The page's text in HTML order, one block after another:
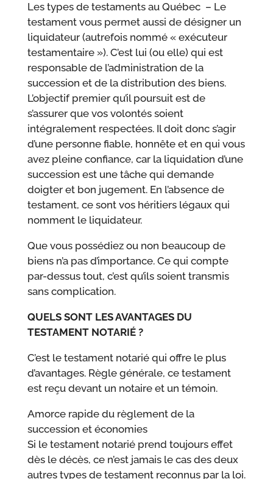
Les types de testaments au Québec – Le
testament vous permet aussi de désigner un
liquidateur (autrefois nommé « exécuteur
testamentaire »). C’est lui (ou elle) qui est
responsable de l’administration de la
succession et de la distribution des biens.
L’objectif premier qu’il poursuit est de
s’assurer que vos volontés soient
intégralement respectées. Il doit donc s’agir
d’une personne fiable, honnête et en qui vous
avez pleine confiance, car la liquidation d’une
succession est une tâche qui demande
doigter et bon jugement. En l’absence de
testament, ce sont vos héritiers légaux qui
nomment le liquidateur.
Que vous possédiez ou non beaucoup de
biens n’a pas d’importance. Ce qui compte
par-dessus tout, c’est qu’ils soient transmis
sans complication.
QUELS SONT LES AVANTAGES DU
TESTAMENT NOTARIÉ ?
C’est le testament notarié qui offre le plus
d’avantages. Règle générale, ce testament
est reçu devant un notaire et un témoin.
Amorce rapide du règlement de la
succession et économies
Si le testament notarié prend toujours effet
dès le décès, ce n’est jamais le cas des deux
autres types de testament reconnus par la loi.